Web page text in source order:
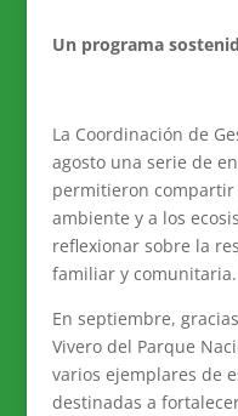
Un programa
La Coordinación de
agosto una serie de
permitieron compartir
ambiente y a los
reflexionar sobre la
familiar y comunitaria.
En septiembre,
Vivero del Parque
varios ejemplares de
destinadas a